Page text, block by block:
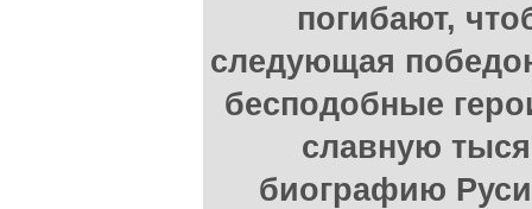
погибают,
следующая
бесподобные
славную
биографию